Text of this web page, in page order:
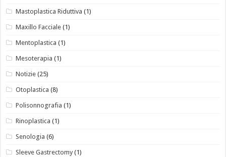
Mastoplastica Riduttiva (1)
Maxillo Facciale (1)
Mentoplastica (1)
Mesoterapia (1)
Notizie (25)
Otoplastica (8)
Polisonnografia (1)
Rinoplastica (1)
Senologia (6)
Sleeve Gastrectomy (1)